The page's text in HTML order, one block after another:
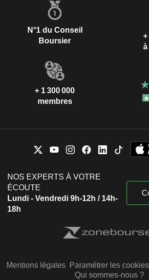
N°1 du Conseil
Boursier
+ 1 300 000
membres
NOS EXPERTS À VOTRE
ÉCOUTE
Lundi - Vendredi 9h-12h / 14h-
18h
Mentions légales Paramétrer les cookies
Qui sommes-nous ?